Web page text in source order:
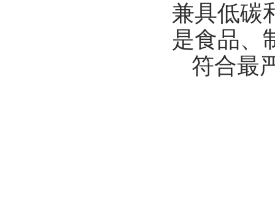
兼具低碳
是食品、
符合最